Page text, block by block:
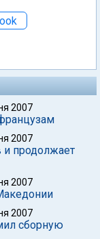
2007
2007
и продолжает
2007
2007
сборную